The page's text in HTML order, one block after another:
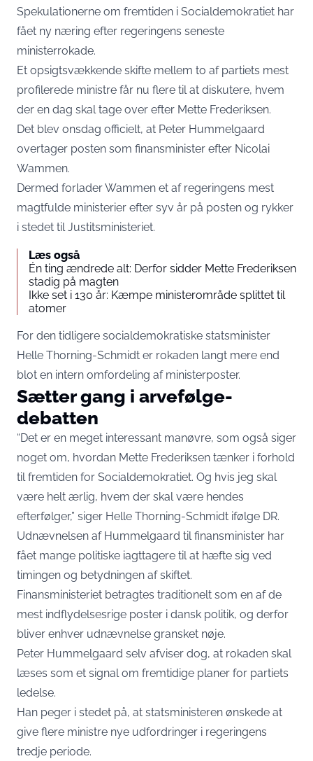
Spekulationerne om fremtiden i Socialdemokratiet har
fået ny næring efter regeringens seneste
ministerrokade.
Et opsigtsvækkende skifte mellem to af partiets mest
profilerede ministre får nu flere til at diskutere, hvem
der en dag skal tage over efter Mette Frederiksen.
Det blev onsdag officielt, at Peter Hummelgaard
overtager posten som finansminister efter Nicolai
Wammen.
Dermed forlader Wammen et af regeringens mest
magtfulde ministerier efter syv år på posten og rykker
i stedet til Justitsministeriet.
Læs også
Én ting ændrede alt: Derfor sidder Mette Frederiksen
stadig på magten
Ikke set i 130 år: Kæmpe ministerområde splittet til
atomer
For den tidligere socialdemokratiske statsminister
Helle Thorning-Schmidt er rokaden langt mere end
blot en intern omfordeling af ministerposter.
Sætter gang i arvefølge-
debatten
“Det er en meget interessant manøvre, som også siger
noget om, hvordan Mette Frederiksen tænker i forhold
til fremtiden for Socialdemokratiet. Og hvis jeg skal
være helt ærlig, hvem der skal være hendes
efterfølger,” siger Helle Thorning-Schmidt ifølge DR.
Udnævnelsen af Hummelgaard til finansminister har
fået mange politiske iagttagere til at hæfte sig ved
timingen og betydningen af skiftet.
Finansministeriet betragtes traditionelt som en af de
mest indflydelsesrige poster i dansk politik, og derfor
bliver enhver udnævnelse gransket nøje.
Peter Hummelgaard selv afviser dog, at rokaden skal
læses som et signal om fremtidige planer for partiets
ledelse.
Han peger i stedet på, at statsministeren ønskede at
give flere ministre nye udfordringer i regeringens
tredje periode.